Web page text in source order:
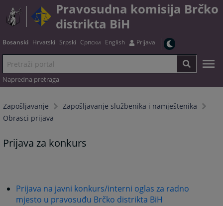
Pravosudna komisija Brčko
distrikta BiH
Bosanski Hrvatski Srpski Српски English Prijava
Napredna pretraga
Zapošljavanje
Zapošljavanje službenika i namještenika
Obrasci prijava
Prijava za konkurs
Prijava na javni konkurs/interni oglas za radno
mjesto u pravosuđu Brčko distrikta BiH